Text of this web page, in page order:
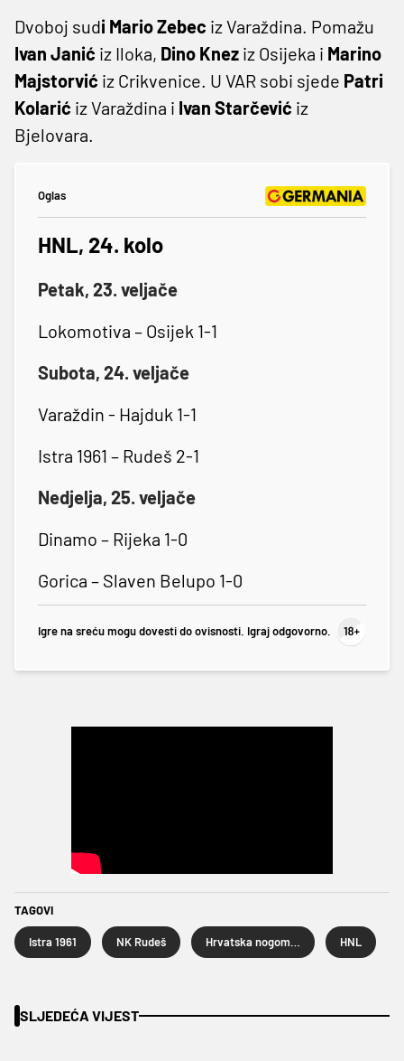
Dvoboj sudi Mario Zebec iz Varaždina. Pomažu
Ivan Janić iz Iloka, Dino Knez iz Osijeka i Marino
Majstorvić iz Crikvenice. U VAR sobi sjede Patri
Kolarić iz Varaždina i Ivan Starčević iz
Bjelovara.
Oglas
HNL, 24. kolo
Petak, 23. veljače
Lokomotiva – Osijek 1-1
Subota, 24. veljače
Varaždin - Hajduk 1-1
Istra 1961 – Rudeš 2-1
Nedjelja, 25. veljače
Dinamo – Rijeka 1-0
Gorica – Slaven Belupo 1-0
Igre na sreću mogu dovesti do ovisnosti. Igraj odgovorno.
TAGOVI
Istra 1961 NK Rudeš HNL
SLJEDEĆA VIJEST